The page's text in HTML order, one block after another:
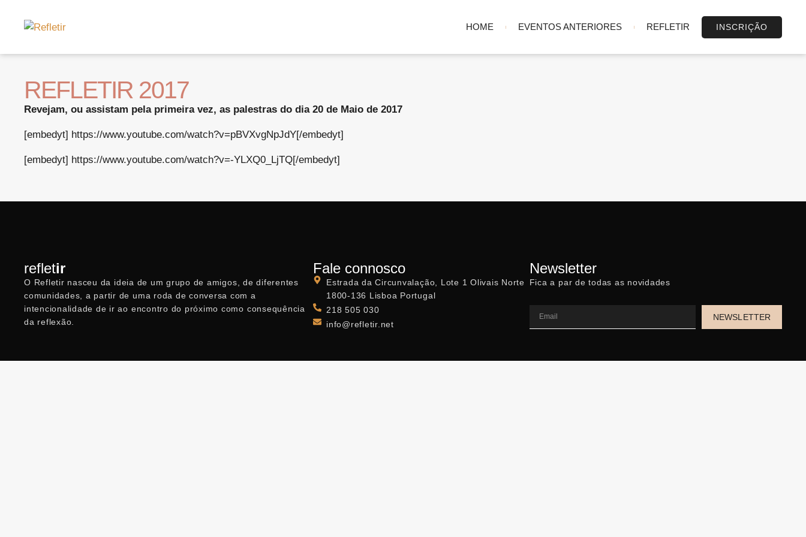
HOME EVENTOS ANTERIORES REFLETIR INSCRIÇÃO
REFLETIR 2017
Revejam, ou assistam pela primeira vez, as palestras do dia 20 de Maio de 2017
[embedyt] https://www.youtube.com/watch?v=pBVXvgNpJdY[/embedyt]
[embedyt] https://www.youtube.com/watch?v=-YLXQ0_LjTQ[/embedyt]
refletir
O Refletir nasceu da ideia de um grupo de amigos, de diferentes
comunidades, a partir de uma roda de conversa com a
intencionalidade de ir ao encontro do próximo como consequência
da reflexão.
Fale connosco
Estrada da Circunvalação, Lote 1 Olivais Norte
1800-136 Lisboa Portugal
218 505 030
info@refletir.net
Newsletter
Fica a par de todas as novidades
NEWSLETTER